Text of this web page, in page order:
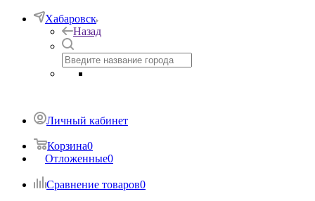
Хабаровск
Назад
Личный кабинет
Корзина0
Отложенные0
Сравнение товаров0